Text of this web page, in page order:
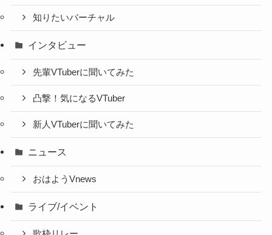
知りたいバーチャル
インタビュー
先輩VTuberに聞いてみた
凸撃！気になるVTuber
新人VTuberに聞いてみた
ニュース
おはようVnews
ライブ/イベント